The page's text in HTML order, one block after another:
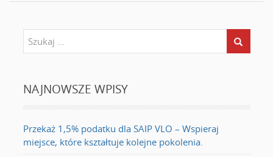
NAJNOWSZE WPISY
Przekaż 1,5% podatku dla SAIP VLO – Wspieraj
miejsce, które kształtuje kolejne pokolenia.